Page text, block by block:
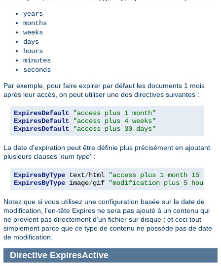
years
months
weeks
days
hours
minutes
seconds
Par exemple, pour faire expirer par défaut les documents 1 mois
après leur accès, on peut utiliser une des directives suivantes :
ExpiresDefault
"access plus 1 month"
ExpiresDefault
"access plus 4 weeks"
ExpiresDefault
"access plus 30 days"
La date d'expiration peut être définie plus précisément en ajoutant
plusieurs clauses 'num type' :
ExpiresByType text/html
"access plus 1 month 15
ExpiresByType image/gif "modification plus 5 hours 3
Notez que si vous utilisez une configuration basée sur la date de
modification, l'en-tête Expires ne sera pas ajouté à un contenu qui
ne provient pas directement d'un fichier sur disque ; et ceci tout
simplement parce que ce type de contenu ne possède pas de date
de modification.
Directive ExpiresActive